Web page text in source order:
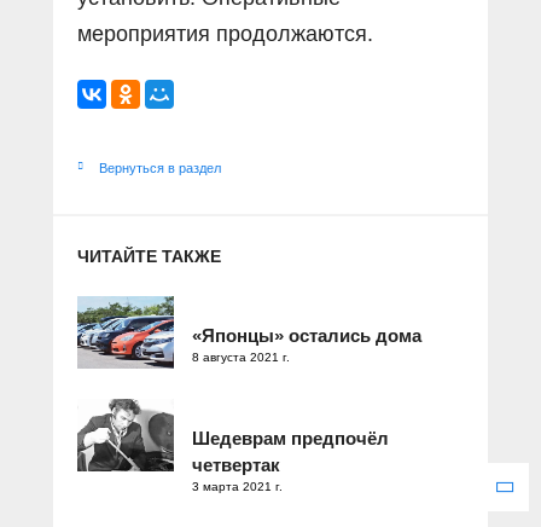
мероприятия продолжаются.
Вернуться в раздел
ЧИТАЙТЕ ТАКЖЕ
«Японцы» остались дома
8 августа 2021 г.
Шедеврам предпочёл
четвертак
3 марта 2021 г.